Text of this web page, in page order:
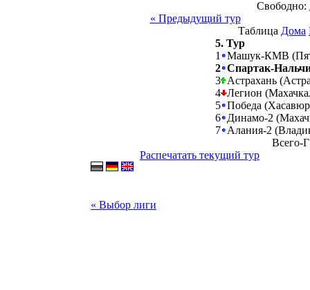
Свободно:
« Предыдущий тур
Таблица Дома
5. Тур
1
Машук-КМВ
2 Спартак-
3 Астрахань
4 Легион
5 Победа
6
Динамо-2
7
Алания-2
Распечатать текущий тур
« Выбор лиги